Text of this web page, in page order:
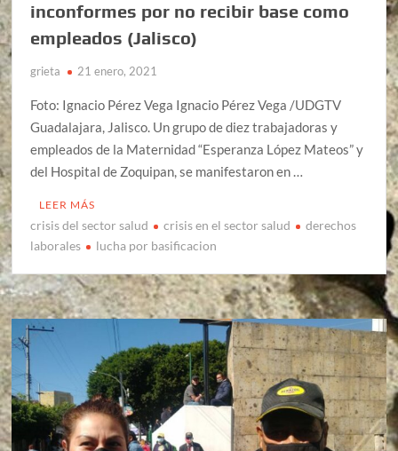
inconformes por no recibir base como
empleados (Jalisco)
grieta 21 enero, 2021
Foto: Ignacio Pérez Vega Ignacio Pérez Vega /UDGTV
Guadalajara, Jalisco. Un grupo de diez trabajadoras y
empleados de la Maternidad “Esperanza López Mateos” y
del Hospital de Zoquipan, se manifestaron en …
LEER MÁS
crisis del sector salud crisis en el sector salud
derechos
laborales
lucha por basificacion